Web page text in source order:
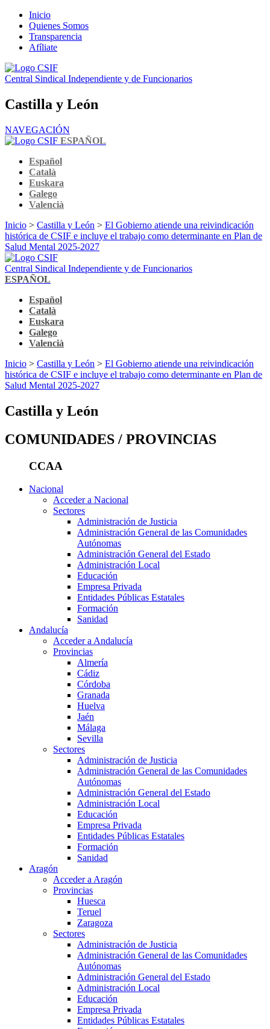
Inicio
Quienes Somos
Transparencia
Afíliate
Central Sindical Independiente y de Funcionarios
Castilla y León
NAVEGACIÓN
ESPAÑOL
Español
Català
Euskara
Galego
Valencià
Inicio > Castilla y León > El Gobierno atiende una reivindicación
histórica de CSIF e incluye el trabajo como determinante en Plan de
Salud Mental 2025-2027
Central Sindical Independiente y de Funcionarios
ESPAÑOL
Español
Català
Euskara
Galego
Valencià
Inicio > Castilla y León > El Gobierno atiende una reivindicación
histórica de CSIF e incluye el trabajo como determinante en Plan de
Salud Mental 2025-2027
Castilla y León
COMUNIDADES / PROVINCIAS
CCAA
Nacional
Acceder a Nacional
Sectores
Administración de Justicia
Administración General de las Comunidades
Autónomas
Administración General del Estado
Administración Local
Educación
Empresa Privada
Entidades Públicas Estatales
Formación
Sanidad
Andalucía
Acceder a Andalucía
Provincias
Almería
Cádiz
Córdoba
Granada
Huelva
Jaén
Málaga
Sevilla
Sectores
Administración de Justicia
Administración General de las Comunidades
Autónomas
Administración General del Estado
Administración Local
Educación
Empresa Privada
Entidades Públicas Estatales
Formación
Sanidad
Aragón
Acceder a Aragón
Provincias
Huesca
Teruel
Zaragoza
Sectores
Administración de Justicia
Administración General de las Comunidades
Autónomas
Administración General del Estado
Administración Local
Educación
Empresa Privada
Entidades Públicas Estatales